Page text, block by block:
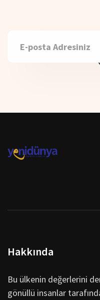
Hakkında
Bu ülkenin değerlerini
gönüllü insanlar